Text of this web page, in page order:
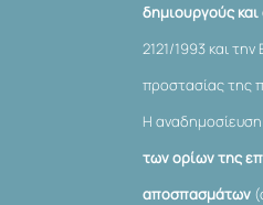
δημιουργούς
2121/1993 και
προστασίας της
Η
των ορίων της
αποσπασμάτων